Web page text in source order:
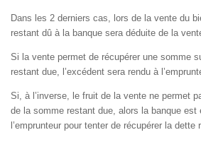
Dans les 2 derniers cas, lors de la vente du
restant dû à la banque sera déduite de la
Si la vente permet de récupérer une somme
restant due, l’excédent sera rendu à
Si, à l’inverse, le fruit de la vente ne permet
de la somme restant due, alors la banque est
l’emprunteur pour tenter de récupérer la dette